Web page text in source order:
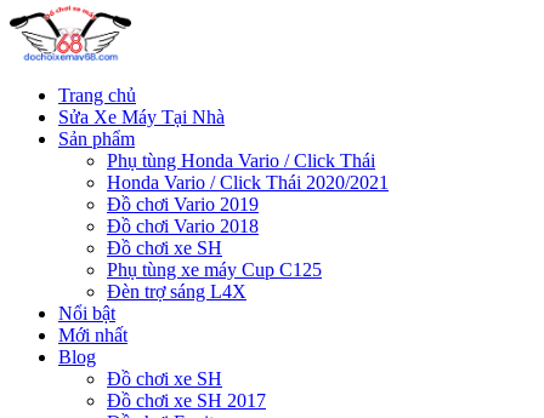
Trang chủ
Sửa Xe Máy Tại Nhà
Sản phẩm
Phụ tùng Honda Vario / Click Thái
Honda Vario / Click Thái 2020/2021
Đồ chơi Vario 2019
Đồ chơi Vario 2018
Đồ chơi xe SH
Phụ tùng xe máy Cup C125
Đèn trợ sáng L4X
Nổi bật
Mới nhất
Blog
Đồ chơi xe SH
Đồ chơi xe SH 2017